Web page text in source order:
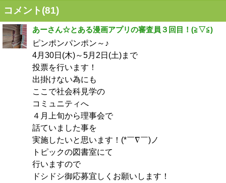
コメント(81)
あーさん☆とある漫画アプリの審査員３回目！(⁠≧⁠▽⁠≦⁠)
ピンポンパンポン～♪
4月30日(木)～5月2日(土)まで
投票を行います！
出掛けない為にも
ここで社会科見学の
コミュニティへ
４月上旬から理事会で
話ていました事を
実施したいと思います！(*￣∇￣)ノ
トピックの図書室にて
行いますので
ドシドシ御応募宜しくお願いします！